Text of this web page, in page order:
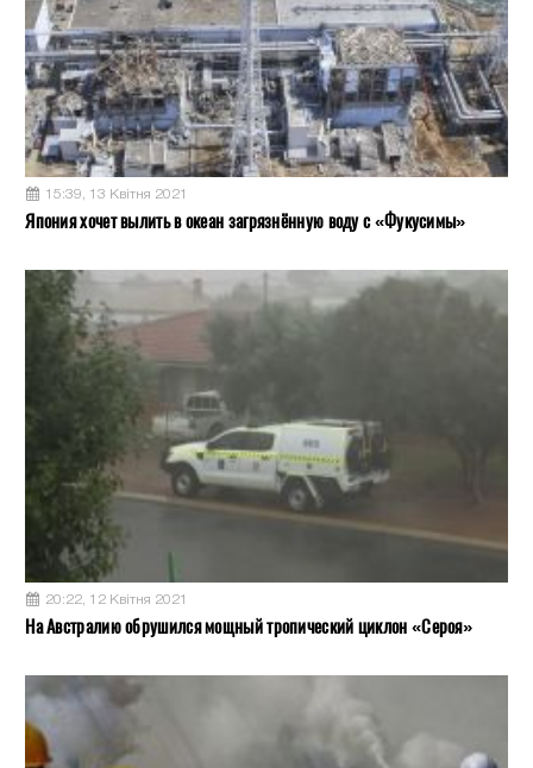
15:39, 13 Квітня 2021
Япония хочет вылить в океан загрязнённую воду с «Фукусимы»
20:22, 12 Квітня 2021
На Австралию обрушился мощный тропический циклон «Сероя»